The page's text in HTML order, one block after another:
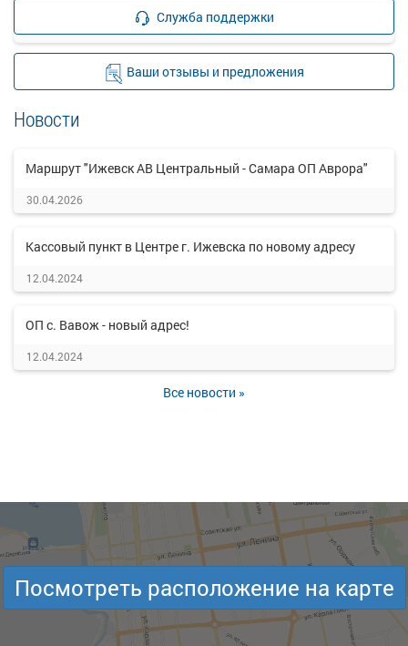
Служба поддержки
Ваши отзывы и предложения
Новости
Маршрут "Ижевск АВ Центральный - Самара ОП Аврора"
30.04.2026
Кассовый пункт в Центре г. Ижевска по новому адресу
12.04.2024
ОП с. Вавож - новый адрес!
12.04.2024
Все новости »
Посмотреть расположение на карте